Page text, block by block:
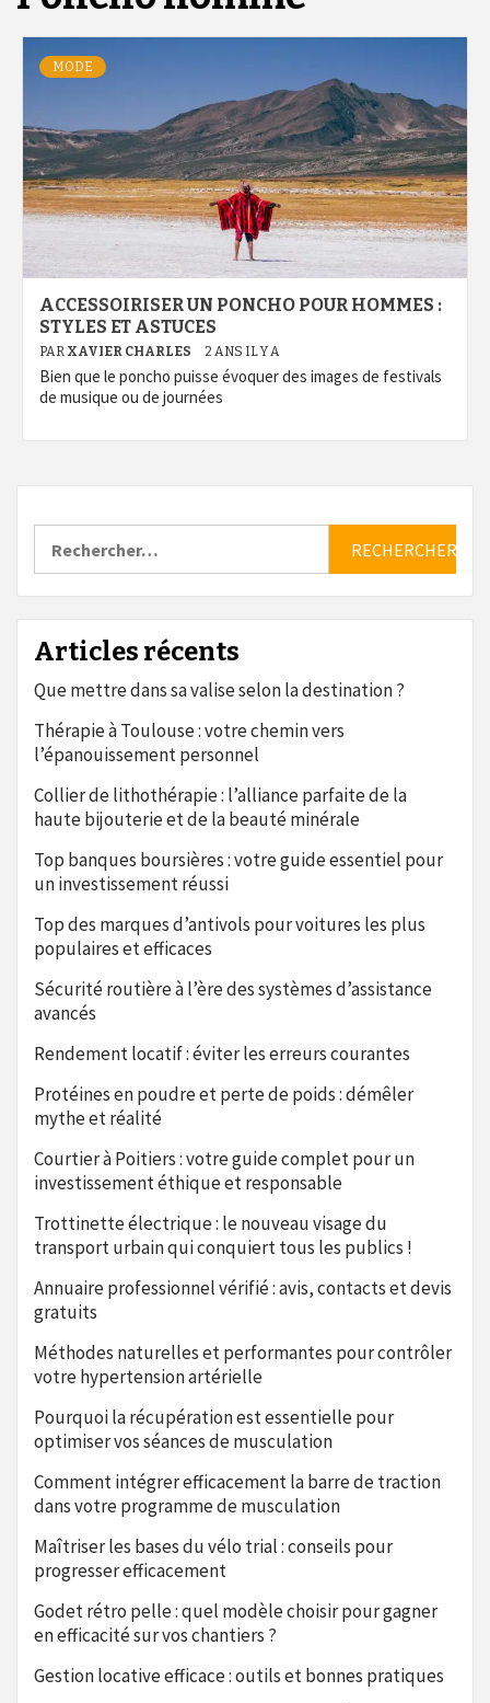
MODE
ACCESSOIRISER UN PONCHO POUR HOMMES :
STYLES ET ASTUCES
PAR XAVIER CHARLES 2 ANS IL Y A
Bien que le poncho puisse évoquer des images de festivals
de musique ou de journées
Articles récents
Que mettre dans sa valise selon la destination ?
Thérapie à Toulouse : votre chemin vers
l’épanouissement personnel
Collier de lithothérapie : l’alliance parfaite de la
haute bijouterie et de la beauté minérale
Top banques boursières : votre guide essentiel pour
un investissement réussi
Top des marques d’antivols pour voitures les plus
populaires et efficaces
Sécurité routière à l’ère des systèmes d’assistance
avancés
Rendement locatif : éviter les erreurs courantes
Protéines en poudre et perte de poids : démêler
mythe et réalité
Courtier à Poitiers : votre guide complet pour un
investissement éthique et responsable
Trottinette électrique : le nouveau visage du
transport urbain qui conquiert tous les publics !
Annuaire professionnel vérifié : avis, contacts et devis
gratuits
Méthodes naturelles et performantes pour contrôler
votre hypertension artérielle
Pourquoi la récupération est essentielle pour
optimiser vos séances de musculation
Comment intégrer efficacement la barre de traction
dans votre programme de musculation
Maîtriser les bases du vélo trial : conseils pour
progresser efficacement
Godet rétro pelle : quel modèle choisir pour gagner
en efficacité sur vos chantiers ?
Gestion locative efficace : outils et bonnes pratiques